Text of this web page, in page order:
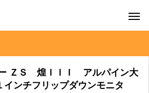
ＺＳ 煌ＩＩＩ アルパイン大型ナビ １０．１
ー ＺＳ 煌ＩＩＩ アルパイン大
ンチフリップダウンモニタ